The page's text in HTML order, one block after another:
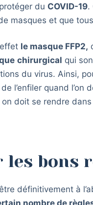
du COVID-19.
masques et que
le masque FFP2,
chirurgical qui
du virus. Ainsi,
l’enfiler quand
doit se rendre
les bons
définitivement à
nombre de